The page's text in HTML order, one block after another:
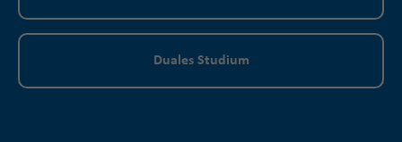
Duales Studium